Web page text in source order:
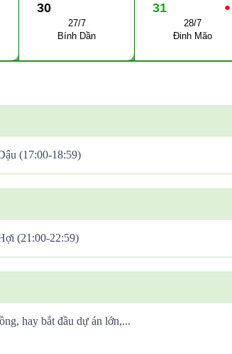
30
27/7
Bính Dần
●
31
28/7
Đinh Mão
(17:00-18:59)
(21:00-22:59)
hay bắt đầu dự án lớn,...